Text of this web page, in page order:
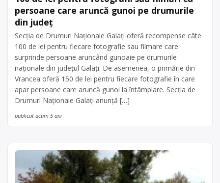
persoane care aruncă gunoi pe drumurile
din judeţ
Secţia de Drumuri Naţionale Galaţi oferă recompense câte
100 de lei pentru fiecare fotografie sau filmare care
surprinde persoane aruncând gunoaie pe drumurile
naţionale din judeţul Galaţi. De asemenea, o primărie din
Vrancea oferă 150 de lei pentru fiecare fotografie în care
apar persoane care aruncă gunoi la întâmplare. Secţia de
Drumuri Naţionale Galaţi anunţă […]
publicat acum 5 ani